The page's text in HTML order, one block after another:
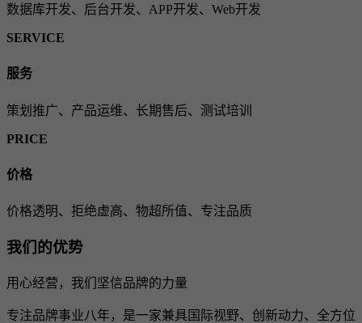
数据库开发、后台开发、APP开发、Web开发
SERVICE
服务
策划推广、产品运维、长期售后、测试培训
PRICE
价格
价格透明、拒绝虚高、物超所值、专注品质
我们的优势
用心经营，我们坚信品牌的力量
专注品牌事业八年，是一家兼具国际视野、创新动力、全方位